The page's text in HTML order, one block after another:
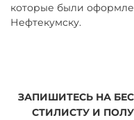
которые были
Нефтекумску.
ЗАПИШИТЕСЬ НА
СТИЛИСТУ И